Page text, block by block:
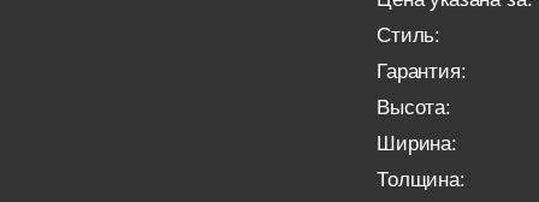
Стиль:
Гарантия:
Высота:
Ширина:
Толщина: